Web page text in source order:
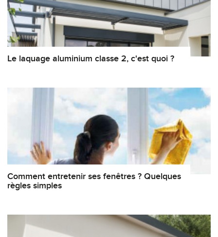
Le laquage aluminium classe 2, c'est quoi ?
Comment entretenir ses fenêtres ? Quelques
règles simples